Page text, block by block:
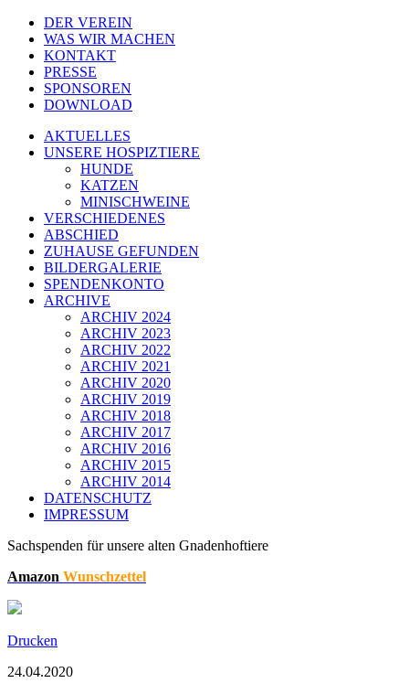
DER VEREIN
WAS WIR MACHEN
KONTAKT
PRESSE
SPONSOREN
DOWNLOAD
AKTUELLES
UNSERE HOSPIZTIERE
HUNDE
KATZEN
MINISCHWEINE
VERSCHIEDENES
ABSCHIED
ZUHAUSE GEFUNDEN
BILDERGALERIE
SPENDENKONTO
ARCHIVE
ARCHIV 2024
ARCHIV 2023
ARCHIV 2022
ARCHIV 2021
ARCHIV 2020
ARCHIV 2019
ARCHIV 2018
ARCHIV 2017
ARCHIV 2016
ARCHIV 2015
ARCHIV 2014
DATENSCHUTZ
IMPRESSUM
Sachspenden für unsere alten Gnadenhoftiere
Amazon Wunschzettel
Drucken
24.04.2020